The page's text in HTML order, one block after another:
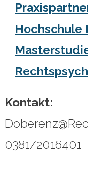
Hochschule
Kontakt:
0381/2016401